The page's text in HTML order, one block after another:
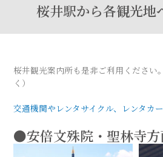
桜井駅から各観光地
桜井観光案内所も是非ご利用ください
く）
交通機関やレンタサイクル、レンタカ
●安倍文殊院・聖林寺